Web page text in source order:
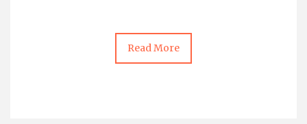
Read More